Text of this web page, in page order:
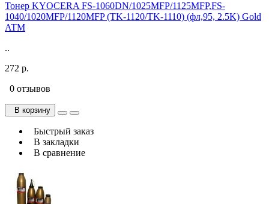
Тонер KYOCERA FS-1060DN/1025MFP/1125MFP,FS-
1040/1020MFP/1120MFP (TK-1120/TK-1110) (фл,95, 2.5K) Gold
ATM
..
272 р.
0 отзывов
В корзину
Быстрый заказ
В закладки
В сравнение